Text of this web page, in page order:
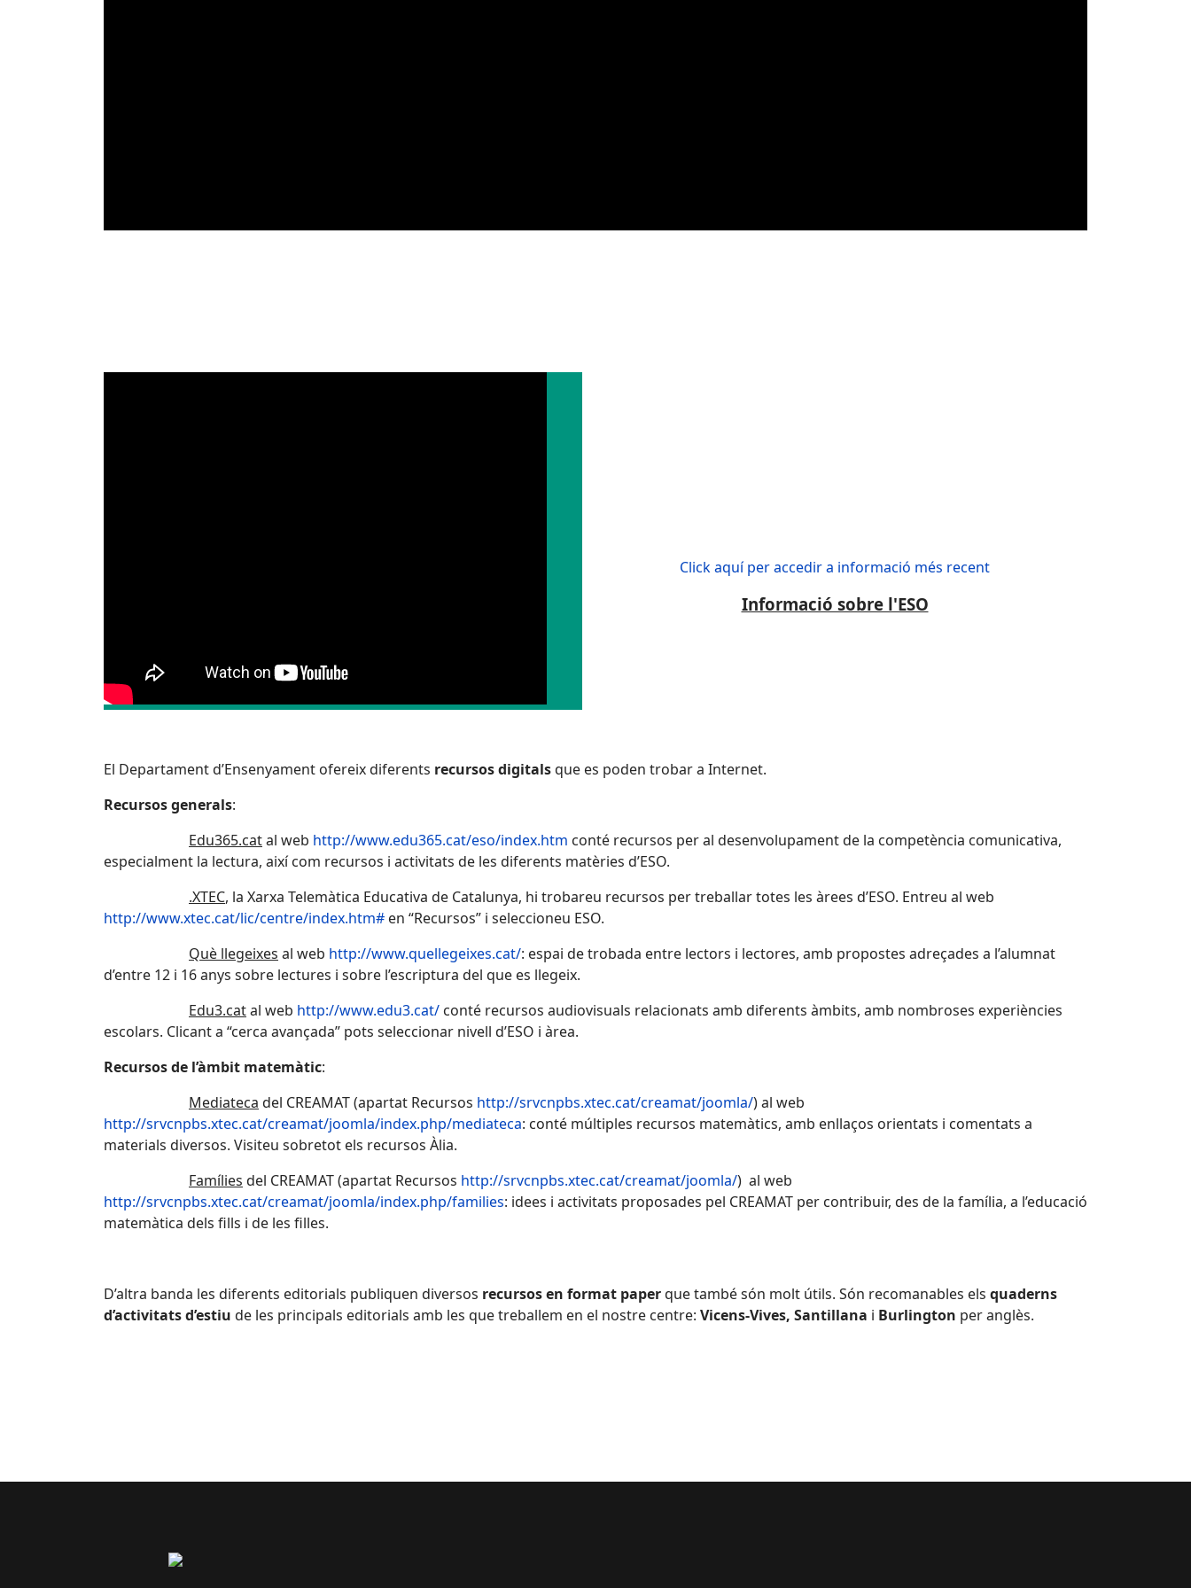
Click aquí per accedir a informació més recent
Informació sobre l'ESO
El Departament d’Ensenyament ofereix diferents recursos digitalsque es poden trobar a Internet.
Recursos generals:
Edu365.catal web http://www.edu365.cat/eso/index.htm conté recursos per al desenvolupament de la competència comunicativa,
especialment la lectura, així com recursos i activitats de les diferents matèries d’ESO.
.XTEC, la Xarxa Telemàtica Educativa de Catalunya, hi trobareu recursos per treballar totes les àrees d’ESO. Entreu al web
http://www.xtec.cat/lic/centre/index.htm# en “Recursos” i seleccioneu ESO.
Què llegeixes al web http://www.quellegeixes.cat/: espai de trobada entre lectors i lectores, amb propostes adreçades a l’alumnat
d’entre 12 i 16 anys sobre lectures i sobre l’escriptura del que es llegeix.
Edu3.catal web http://www.edu3.cat/ conté recursos audiovisuals relacionats amb diferents àmbits, amb nombroses experiències
escolars. Clicant a “cerca avançada” pots seleccionar nivell d’ESO i àrea.
Recursos de l’àmbit matemàtic:
Mediateca del CREAMAT (apartat Recursos http://srvcnpbs.xtec.cat/creamat/joomla/) al web
http://srvcnpbs.xtec.cat/creamat/joomla/index.php/mediateca: conté múltiples recursos matemàtics, amb enllaços orientats i comentats a
materials diversos. Visiteu sobretot els recursos Àlia.
Famílies del CREAMAT (apartat Recursos http://srvcnpbs.xtec.cat/creamat/joomla/) al web
http://srvcnpbs.xtec.cat/creamat/joomla/index.php/families: idees i activitats proposades pel CREAMAT per contribuir, des de la família, a l’educació
matemàtica dels fills i de les filles.
D’altra banda les diferents editorials publiquen diversos recursos en format paperque també són molt útils. Són recomanables els quaderns
d’activitats d’estiu de les principals editorials amb les que treballem en el nostre centre: Vicens-Vives, Santillana i Burlington per anglès.